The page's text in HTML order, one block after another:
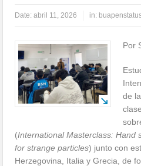
Date:abril 11, 2026 in:
Por
de
(International Masterclass: Hand
for strange particles) junto con
Herzegovina, Italia y Grecia, de